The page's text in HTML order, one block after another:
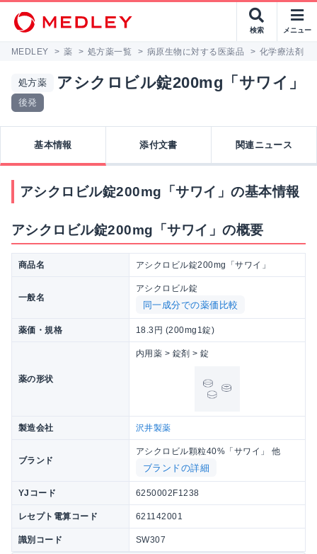
検索 メニュー
MEDLEY > 薬 > 処方薬一覧 > 病原生物に対する医薬品 > 化学療法剤
処方薬 アシクロビル錠200mg「サワイ」
後発
基本情報 添付文書 関連ニュース
アシクロビル錠200mg「サワイ」の基本情報
アシクロビル錠200mg「サワイ」の概要
商品名 アシクロビル錠200mg「サワイ」
一般名
アシクロビル錠
同一成分での薬価比較
薬価・規格 18.3円 (200mg1錠)
薬の形状
内用薬 > 錠剤 > 錠
製造会社 沢井製薬
ブランド
アシクロビル顆粒40%「サワイ」 他
ブランドの詳細
YJコード 6250002F1238
レセプト電算コード 621142001
識別コード SW307